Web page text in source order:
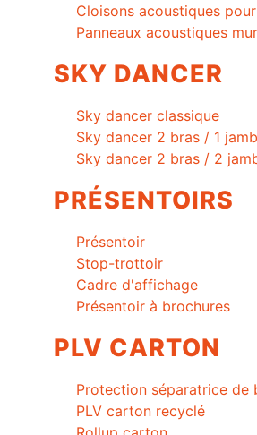
Cloisons acoustiques
Panneaux acoustiques
SKY DANCER
Sky dancer classique
Sky dancer 2 bras / 1
Sky dancer 2 bras / 2
PRÉSENTOIRS
Présentoir
Stop-trottoir
Cadre d'affichage
Présentoir à brochures
PLV CARTON
Protection séparatrice de
PLV carton recyclé